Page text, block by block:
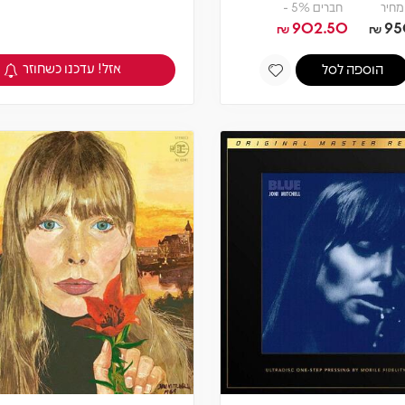
מחיר
₪
חברים 5% -
902.50
₪
הוספה לסל צפיה במוצר
אזל! עדכנו כשחוזר